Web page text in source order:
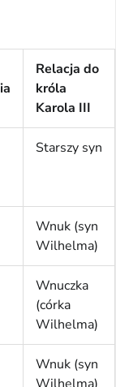
Relacja do
króla
Karola III
Starszy syn
Wnuk (syn
Wilhelma)
Wnuczka
(córka
Wilhelma)
Wnuk (syn